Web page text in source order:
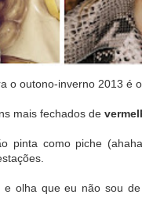
o outono-inverno 2013 é o
mais fechados de
pinta como piche
olha que eu não sou